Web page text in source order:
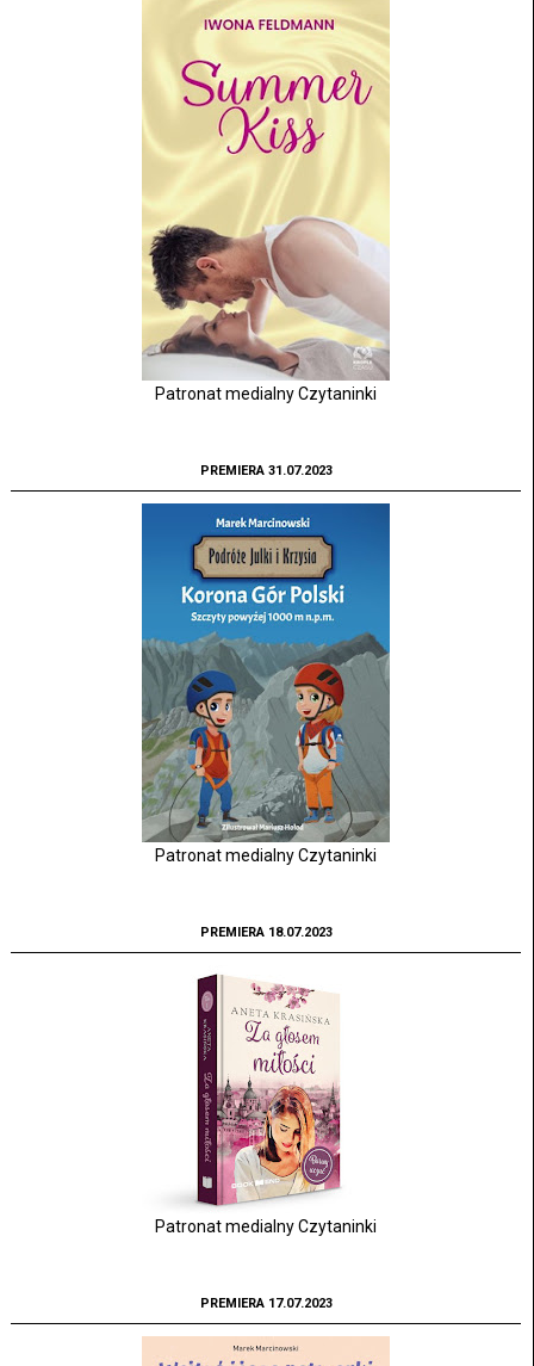
Patronat medialny Czytaninki
PREMIERA 31.07.2023
Patronat medialny Czytaninki
PREMIERA 18.07.2023
Patronat medialny Czytaninki
PREMIERA 17.07.2023